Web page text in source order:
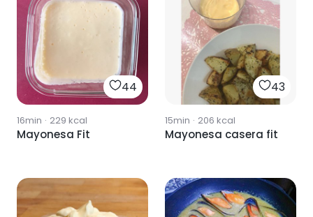
44
16min · 229 kcal
Mayonesa Fit
43
15min · 206 kcal
Mayonesa casera fit